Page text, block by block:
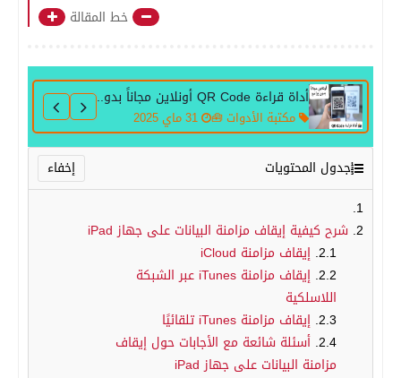
خط المقالة
أداة قراءة QR Code أونلاين مجاناً بدون برامج
مكتبة الأدوات 🧰 31 ماي 2025
جدول المحتويات
شرح كيفية إيقاف مزامنة البيانات على جهاز iPad
إيقاف مزامنة iCloud
إيقاف مزامنة iTunes عبر الشبكة
اللاسلكية
إيقاف مزامنة iTunes تلقائيًا
أسئلة شائعة مع الأجابات حول إيقاف
مزامنة البيانات على جهاز iPad